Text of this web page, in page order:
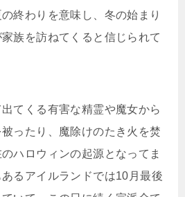
終わりを意味し、冬の始まり
族を訪ねてくると信じられて
てくる有害な精霊や魔女から
ったり、魔除けのたき火を焚
ハロウィンの起源となってま
るアイルランドでは10月最後